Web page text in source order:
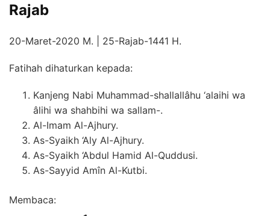
Rajab
20-Maret-2020 M. | 25-Rajab-1441 H.
Fatihah dihaturkan kepada:
Kanjeng Nabi Muhammad-shallallâhu ‘alaihi wa
âlihi wa shahbihi wa sallam-.
Al-Imam Al-Ajhury.
As-Syaikh ‘Aly Al-Ajhury.
As-Syaikh ‘Abdul Hamid Al-Quddusi.
As-Sayyid Amîn Al-Kutbi.
Membaca: